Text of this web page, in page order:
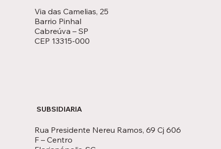
Via das Camelias, 25
Barrio Pinhal
Cabreúva – SP
CEP 13315-000
Rua Presidente Nereu Ramos, 69 Cj 606
F – Centro
SUBSIDIARIA